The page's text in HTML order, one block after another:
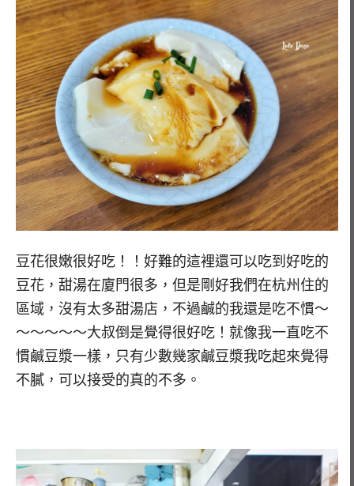
豆花很嫩很好吃！！好難的這裡還可以吃到好吃的
豆花，甜湯在廈門很多，但是剛好我們在杭州住的
區域，沒有太多甜湯店，不過鹹的我還是吃不慣～
～～～～～大叔倒是覺得很好吃！就像我一直吃不
慣鹹豆漿一樣，只有少數幾家鹹豆漿我吃起來覺得
不膩，可以接受的真的不多。